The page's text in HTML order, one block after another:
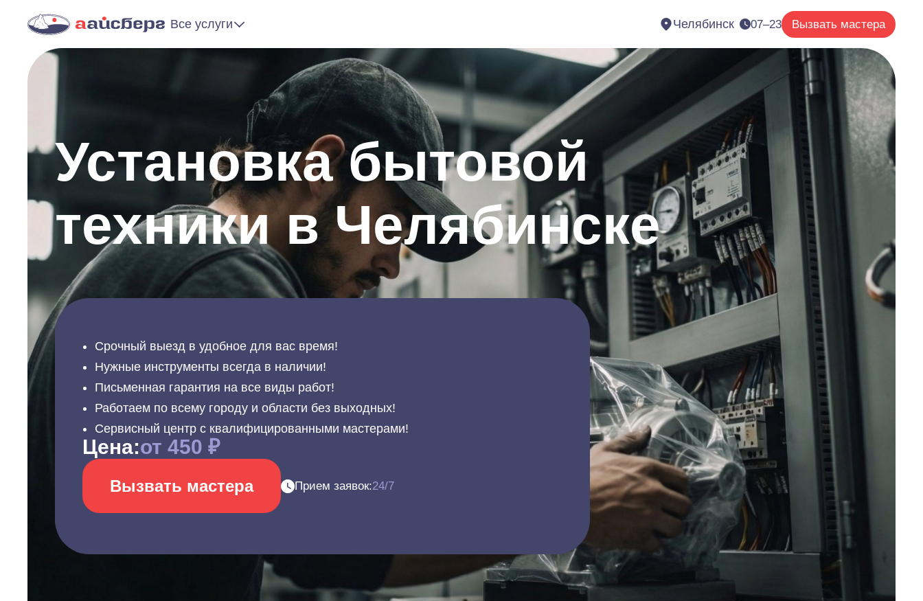
Все услуги Челябинск 07–23 Вызвать мастера
Установка бытовой
техники в Челябинске
Срочный выезд в удобное для вас время!
Нужные инструменты всегда в наличии!
Письменная гарантия на все виды работ!
Работаем по всему городу и области без выходных!
Сервисный центр с квалифицированными мастерами!
Цена:от 450 ₽
Вызвать мастера Прием заявок:24/7